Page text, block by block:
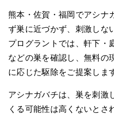
▼ 自分で駆除してよいか迷
— 自分で触らない方が
生活に支障がない場所な
熊本・佐賀・福岡でアシナ
ず巣に近づかず、刺激しな
プログラントでは、軒下・
などの巣を確認し、無料の
に応じた駆除をご提案しま
アシナガバチは、巣を刺激
くる可能性は高くないとさ